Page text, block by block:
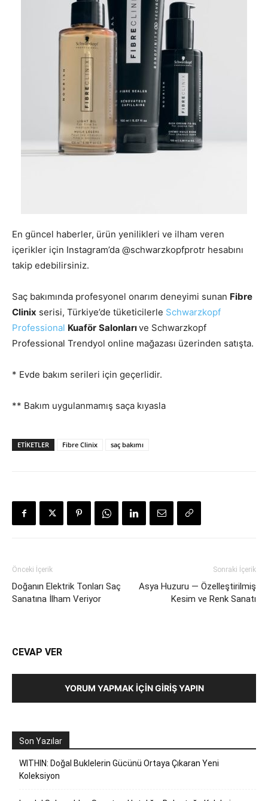
En güncel haberler, ürün yenilikleri ve ilham veren
içerikler için Instagram’da @schwarzkopfprotr hesabını
takip edebilirsiniz.
Saç bakımında profesyonel onarım deneyimi sunan Fibre
Clinix serisi, Türkiye’de tüketicilerle Schwarzkopf
Professional Kuaför Salonlarıve Schwarzkopf
Professional Trendyol online mağazası üzerinden satışta.
* Evde bakım serileri için geçerlidir.
** Bakım uygulanmamış saça kıyasla
ETIKETLER Fibre Clinix saç bakımı
Önceki İçerik
Doğanın Elektrik Tonları Saç
Sanatına İlham Veriyor
Sonraki İçerik
Asya Huzuru — Özelleştirilmiş
Kesim ve Renk Sanatı
CEVAP VER
YORUM YAPMAK İÇIN GIRIŞ YAPIN
Son Yazılar
WITHIN: Doğal Buklelerin Gücünü Ortaya Çıkaran Yeni
Koleksiyon